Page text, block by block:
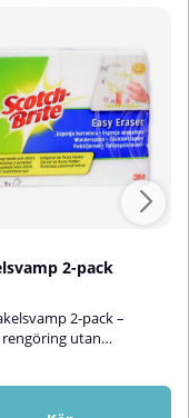
2-pack
2-pack –
utan
Mirakelsvamp är en
skonsam
som effektivt